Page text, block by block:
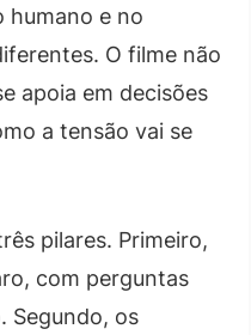
e no
O filme não
apoia em decisões
a tensão vai se
pilares. Primeiro,
com perguntas
Segundo, os